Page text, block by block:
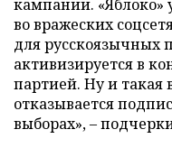
кампании. «Яблоко»
во вражеских
для русскоязычных
активизируется в
партией. Ну и такая
отказывается
выборах», –